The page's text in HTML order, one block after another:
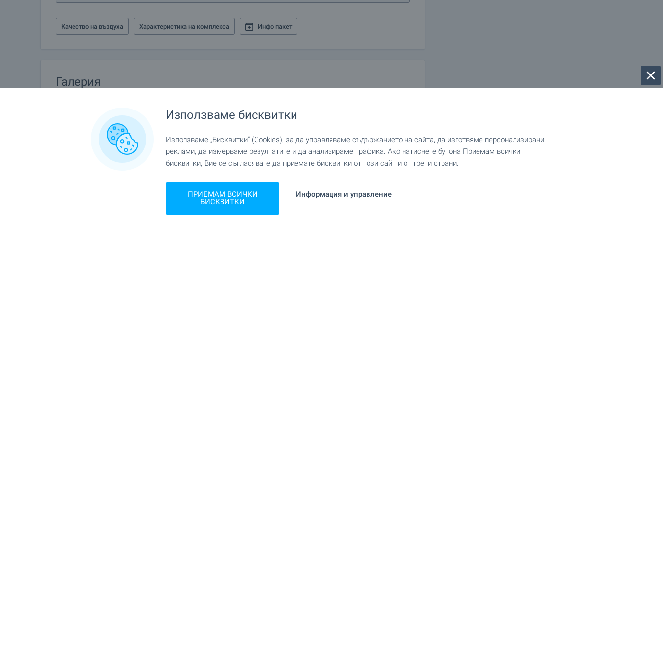
Качество на въздуха Характеристика на комплекса Инфо пакет
Галерия
Използваме бисквитки
Използваме „Бисквитки“ (Cookies), за да управляваме съдържанието на сайта, да изготвяме персонализирани
реклами, да измерваме резултатите и да анализираме трафика. Ако натиснете бутона Приемам всички
бисквитки, Вие се съгласявате да приемате бисквитки от този сайт и от трети страни.
ПРИЕМАМ ВСИЧКИ
БИСКВИТКИ
Информация и управление